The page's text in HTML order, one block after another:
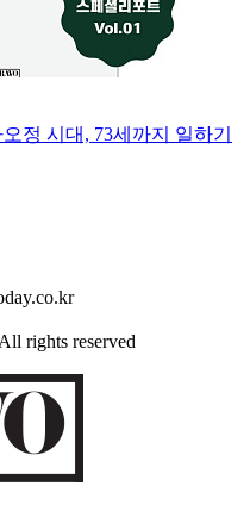
정 시대, 73세까지 일하기
rights reserved